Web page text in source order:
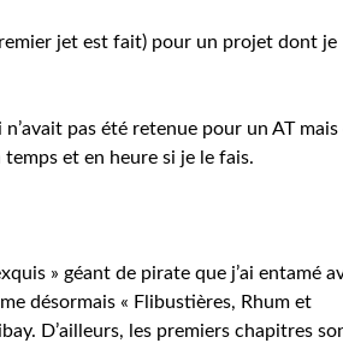
jet est fait) pour un projet dont je
pas été retenue pour un AT mais
et en heure si je le fais.
» géant de pirate que j’ai entamé
désormais « Flibustières, Rhum et
D’ailleurs, les premiers chapitres